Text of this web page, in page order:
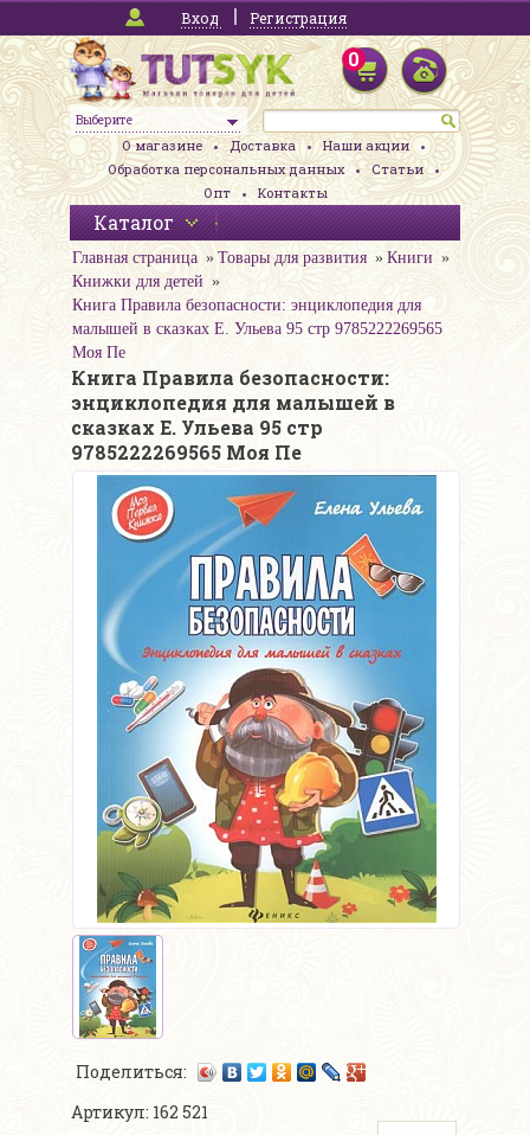
Вход Регистрация
Выберите
0
О магазине Доставка
Наши акции
Обработка персональных данных
Статьи
Опт
Контакты
Каталог
Главная страница Товары для развития
Книги
Книжки для детей
Книга Правила безопасности: энциклопедия для
малышей в сказках Е. Ульева 95 стр 9785222269565
Моя Пе
Книга Правила безопасности:
энциклопедия для малышей в
сказках Е. Ульева 95 стр
9785222269565 Моя Пе
Поделиться:
Артикул: 162 521